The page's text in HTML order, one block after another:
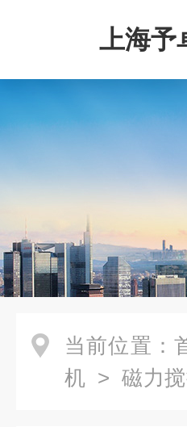
上海予
当前位置：
机 > 磁力